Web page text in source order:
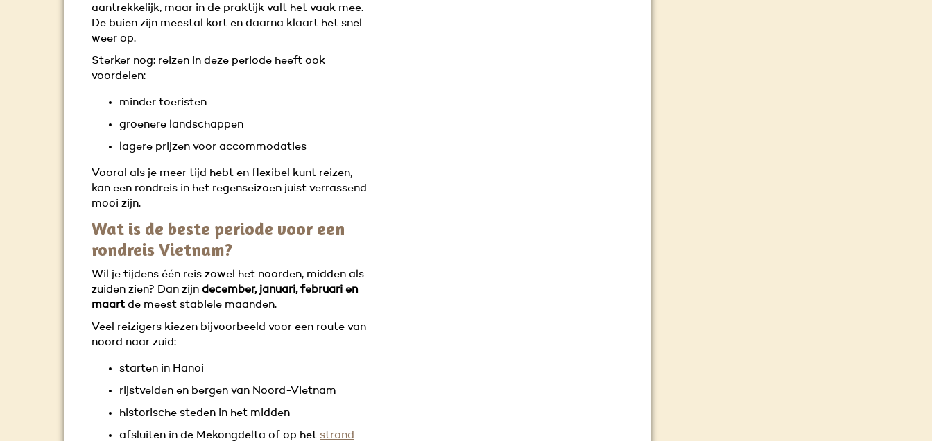
aantrekkelijk, maar in de praktijk valt het vaak mee.
De buien zijn meestal kort en daarna klaart het snel
weer op.
Sterker nog: reizen in deze periode heeft ook
voordelen:
minder toeristen
groenere landschappen
lagere prijzen voor accommodaties
Vooral als je meer tijd hebt en flexibel kunt reizen,
kan een rondreis in het regenseizoen juist verrassend
mooi zijn.
Wat is de beste periode voor een
rondreis Vietnam?
Wil je tijdens één reis zowel het noorden, midden als
zuiden zien? Dan zijn december, januari, februari en
maart de meest stabiele maanden.
Veel reizigers kiezen bijvoorbeeld voor een route van
noord naar zuid:
starten in Hanoi
rijstvelden en bergen van Noord-Vietnam
historische steden in het midden
afsluiten in de Mekongdelta of op het strand